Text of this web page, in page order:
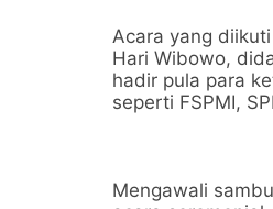
Acara yang
Hari Wibowo,
hadir pula para
seperti FSPMI,
Mengawali